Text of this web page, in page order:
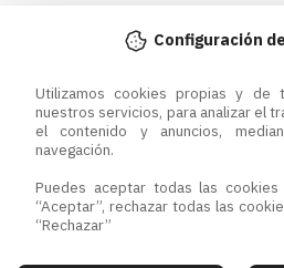
Configuración
Utilizamos cookies propias y de
nuestros servicios, para analizar el
el contenido y anuncios,
navegación.
Puedes aceptar todas las
“Aceptar”, rechazar todas las
“Rechazar”